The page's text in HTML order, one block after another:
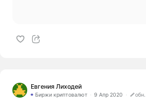
Евгения Лиходей
Биржи криптовалют 9 Апр 2020